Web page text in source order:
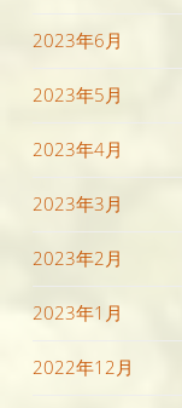
2023年6月
2023年5月
2023年4月
2023年3月
2023年2月
2023年1月
2022年12月